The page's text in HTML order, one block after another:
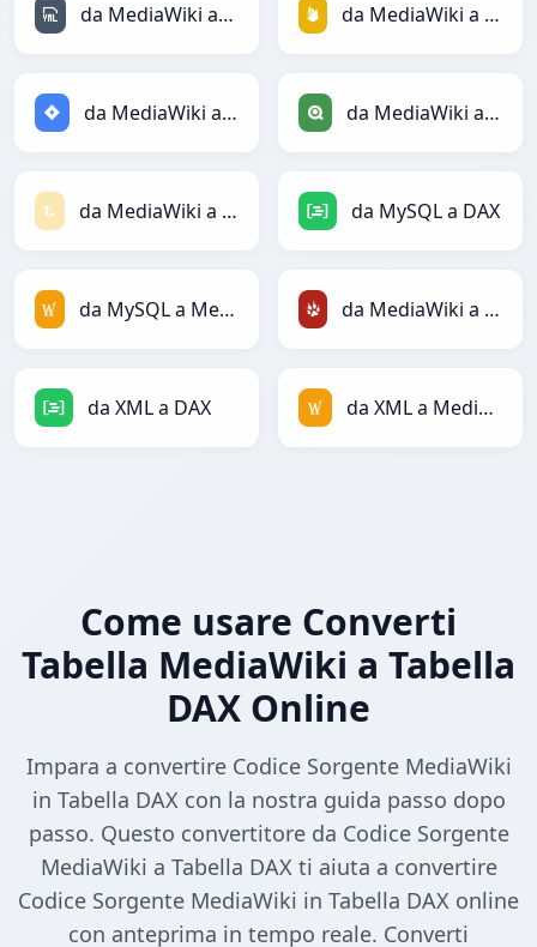
da MediaWiki a YAML da MediaWiki a Firebase
da MediaWiki a Jira da MediaWiki a Qlik
da MediaWiki a Textile da MySQL a DAX
da MySQL a MediaWiki da MediaWiki a TracWiki
da XML a DAX da XML a MediaWiki
Come usare Converti
Tabella MediaWiki a Tabella
DAX Online
Impara a convertire Codice Sorgente MediaWiki
in Tabella DAX con la nostra guida passo dopo
passo. Questo convertitore da Codice Sorgente
MediaWiki a Tabella DAX ti aiuta a convertire
Codice Sorgente MediaWiki in Tabella DAX online
con anteprima in tempo reale. Converti